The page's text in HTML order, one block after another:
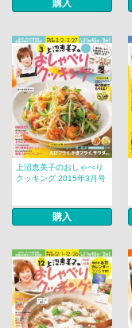
購入
上沼恵美子のおしゃべり
クッキング 2015年3月号
購入